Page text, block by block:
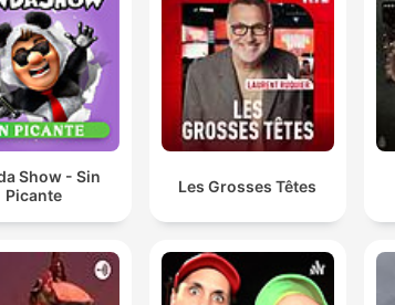
Show - Sin
Picante
Les Grosses Têtes